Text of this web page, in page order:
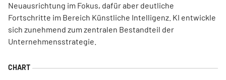
Neuausrichtung im Fokus, dafür aber deutliche
Fortschritte im Bereich Künstliche Intelligenz. KI entwickle
sich zunehmend zum zentralen Bestandteil der
Unternehmensstrategie.